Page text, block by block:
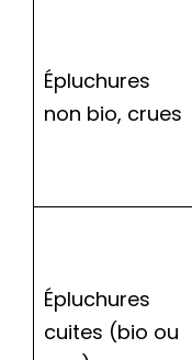
Épluchures
non bio, crues
Épluchures
cuites (bio ou